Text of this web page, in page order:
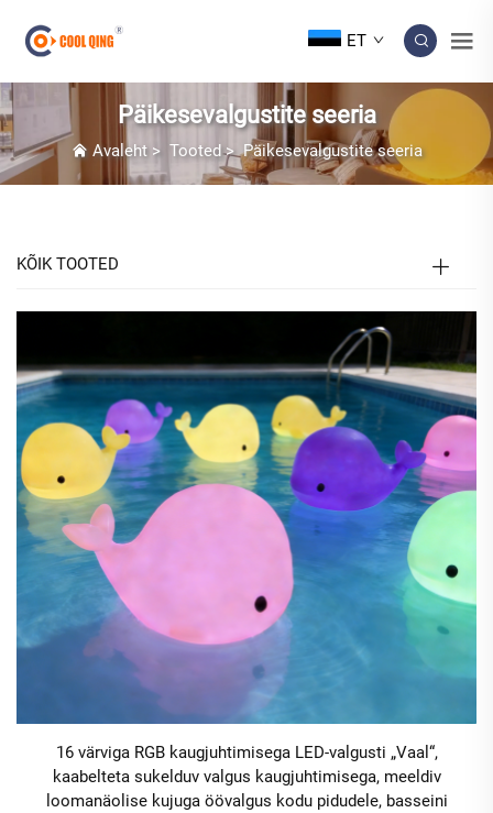
ET
Päikesevalgustite seeria
Avaleht> Tooted>Päikesevalgustite seeria
KÕIK TOOTED
16 värviga RGB kaugjuhtimisega LED-valgusti „Vaal“,
kaabelteta sukelduv valgus kaugjuhtimisega, meeldiv
loomanäolise kujuga öövalgus kodu pidudele, basseini